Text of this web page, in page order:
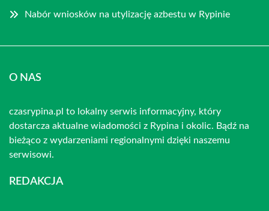
Nabór wniosków na utylizację azbestu w Rypinie
O NAS
czasrypina.pl to lokalny serwis informacyjny, który
dostarcza aktualne wiadomości z Rypina i okolic. Bądź na
bieżąco z wydarzeniami regionalnymi dzięki naszemu
serwisowi.
REDAKCJA